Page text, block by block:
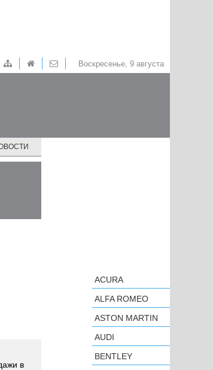
Воскресенье, 9 августа
в
ACURA
ALFA ROMEO
ASTON MARTIN
AUDI
BENTLEY